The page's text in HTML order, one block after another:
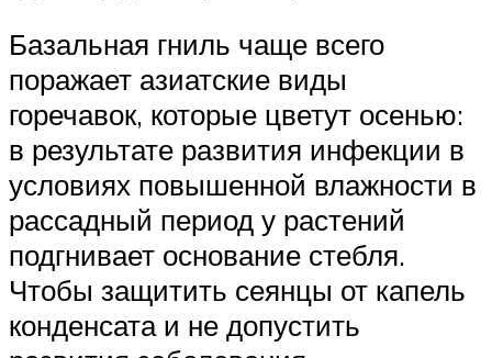
Базальная гниль чаще всего
поражает азиатские виды
горечавок, которые цветут осенью:
в результате развития инфекции в
условиях повышенной влажности в
рассадный период у растений
подгнивает основание стебля.
Чтобы защитить сеянцы от капель
конденсата и не допустить